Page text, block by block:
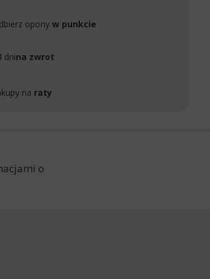
opony w punkcie
dnina zwrot
na raty
o